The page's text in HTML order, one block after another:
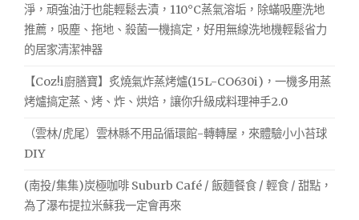
淨，頑強油汙也能輕鬆去漬，110°C蒸氣溶垢，除蟎吸塵洗地
推薦，吸塵、拖地、殺菌一機搞定，好用無線洗地機輕鬆省力
的居家清潔神器
【Coz!i廚膳寶】炙燒氣炸蒸烤爐(15L-CO630i)，一機多用蒸
烤爐搞定蒸、烤、炸、烘焙，讓你升級成料理神手2.0
（雲林/虎尾）雲林縣不用品循環館-轉轉屋，來體驗小小苔球
DIY
(南投/集集)炭極咖啡 Suburb Café / 飯麵餐食 / 輕食 / 甜點，
為了瀑布提拉米蘇我一定會再來